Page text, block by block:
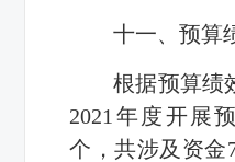
十一、预算
根据预算绩
2021年度开展
个，共涉及资金